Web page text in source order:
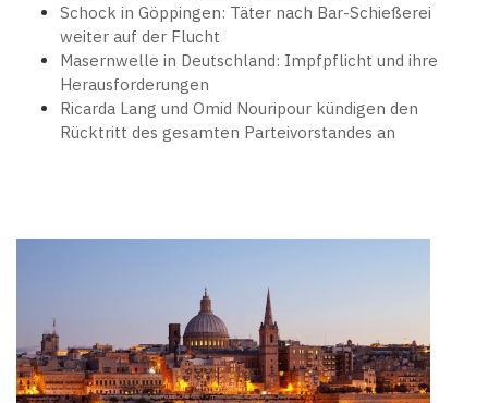
Schock in Göppingen: Täter nach Bar-Schießerei
weiter auf der Flucht
Masernwelle in Deutschland: Impfpflicht und ihre
Herausforderungen
Ricarda Lang und Omid Nouripour kündigen den
Rücktritt des gesamten Parteivorstandes an